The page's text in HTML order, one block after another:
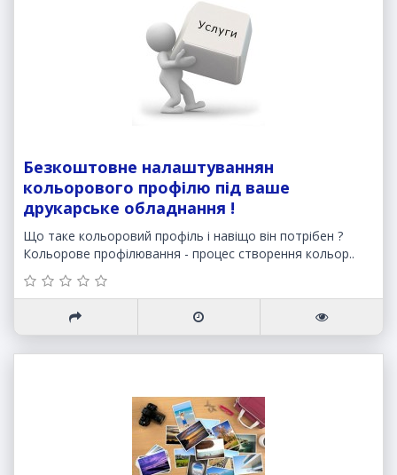
Безкоштовне налаштуваннян
кольорового профілю під ваше
друкарське обладнання !
Що таке кольоровий профіль і навіщо він потрібен ?
Кольорове профілювання - процес створення кольор..